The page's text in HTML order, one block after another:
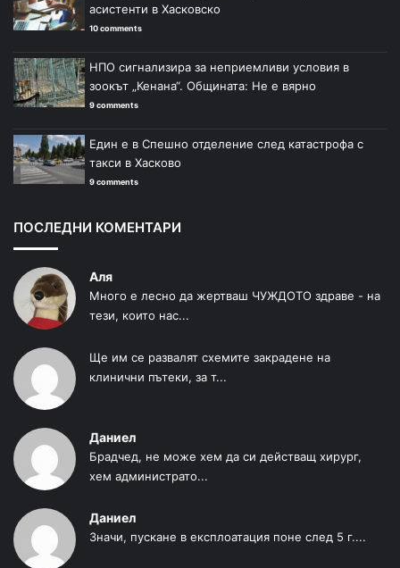
асистенти в Хасковско
10 comments
НПО сигнализира за неприемливи условия в
зоокът „Кенана“. Общината: Не е вярно
9 comments
Един е в Спешно отделение след катастрофа с
такси в Хасково
9 comments
ПОСЛЕДНИ КОМЕНТАРИ
Аля
Много е лесно да жертваш ЧУЖДОТО здраве - на
тези, които нас...
Ще им се развалят схемите закрадене на
клинични пътеки, за т...
Даниел
Брадчед, не може хем да си действащ хирург,
хем администрато...
Даниел
Значи, пускане в експлоатация поне след 5 г....